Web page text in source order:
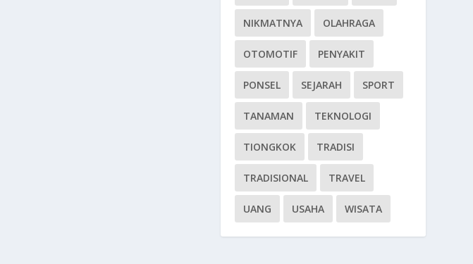
NIKMATNYA OLAHRAGA
OTOMOTIF PENYAKIT
PONSEL SEJARAH SPORT
TANAMAN TEKNOLOGI
TIONGKOK TRADISI
TRADISIONAL TRAVEL
UANG USAHA WISATA